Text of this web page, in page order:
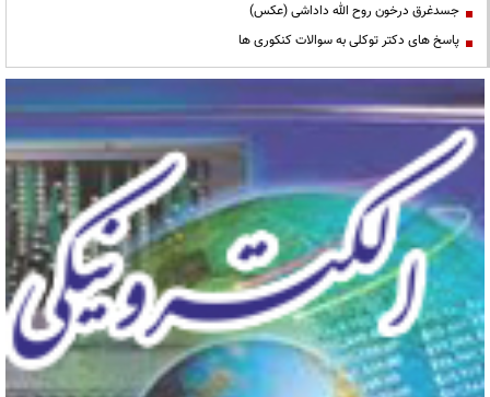
جسدغرق درخون روح الله داداشی (عکس)
پاسخ های دکتر توکلی به سوالات کنکوری ها